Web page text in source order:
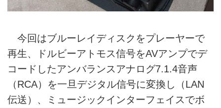
今回はブルーレイディスクをプレーヤーで
再生、ドルビーアトモス信号をAVアンプでデ
コードしたアンバランスアナログ7.1.4音声
（RCA）を一旦デジタル信号に変換し（LAN
伝送）、ミュージックインターフェイスでボ